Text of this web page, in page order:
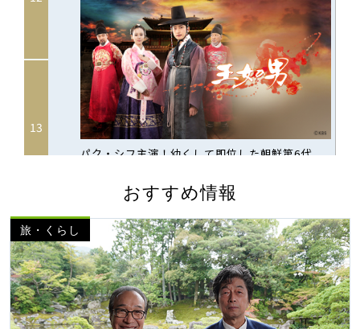
おすすめ情報
旅・くらし